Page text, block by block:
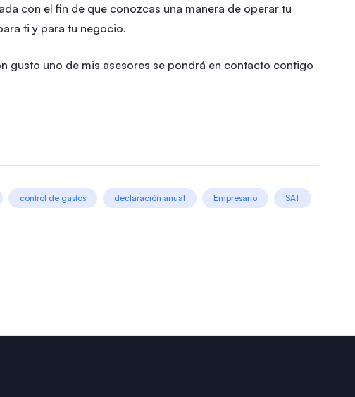
con el fin de que conozcas una manera de operar tu
ti y para tu negocio.
gusto uno de mis asesores se pondrá en contacto contigo
control de gastos declaración anual Empresario SAT